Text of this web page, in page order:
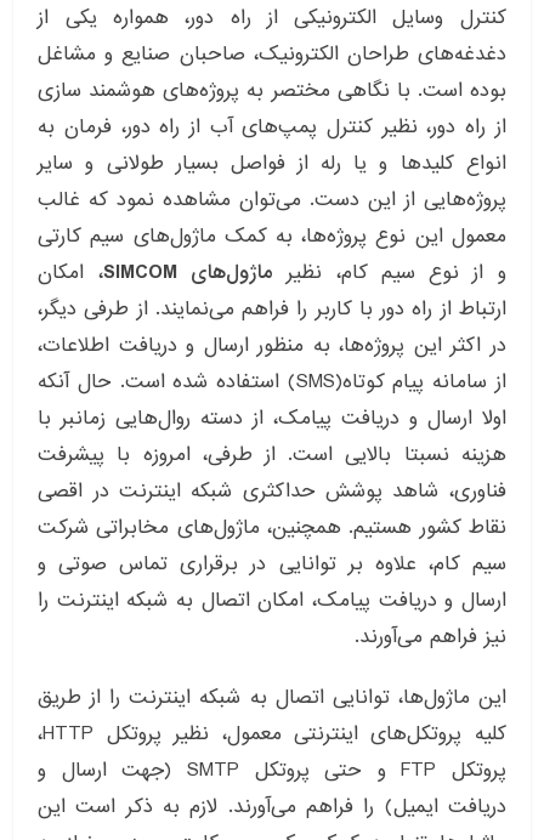
کنترل وسایل الکترونیکی از راه دور، همواره یکی از
دغدغه‌های طراحان الکترونیک، صاحبان صنایع و مشاغل
بوده است. با نگاهی مختصر به پروژه‌های هوشمند سازی
از راه دور، نظیر کنترل پمپ‌های آب از راه دور، فرمان به
انواع کلیدها و یا رله از فواصل بسیار طولانی و سایر
پروژه‌هایی از این دست. می‌توان مشاهده نمود که غالب
معمول این نوع پروژه‌ها، به کمک ماژول‌های سیم کارتی
و از نوع سیم کام، نظیر ماژول‌های SIMCOM
، امکان
ارتباط از راه دور با کاربر را فراهم می‌نمایند. از طرفی دیگر،
در اکثر این پروژه‌ها، به منظور ارسال و دریافت اطلاعات،
از سامانه پیام کوتاه(SMS) استفاده شده است. حال آنکه
اولا ارسال و دریافت پیامک، از دسته روال‌هایی زمانبر با
هزینه نسبتا بالایی است. از طرفی، امروزه با پیشرفت
فناوری، شاهد پوشش حداکثری شبکه اینترنت در اقصی
نقاط کشور هستیم. همچنین، ماژول‌های مخابراتی شرکت
سیم کام، علاوه بر توانایی در برقراری تماس صوتی و
ارسال و دریافت پیامک، امکان اتصال به شبکه اینترنت را
نیز فراهم می‌آورند.
این ماژول‌ها، توانایی اتصال به شبکه اینترنت را از طریق
کلیه پروتکل‌های اینترنتی معمول، نظیر پروتکل HTTP،
پروتکل FTP و حتی پروتکل SMTP (جهت ارسال و
دریافت ایمیل) را فراهم می‌آورند. لازم به ذکر است این